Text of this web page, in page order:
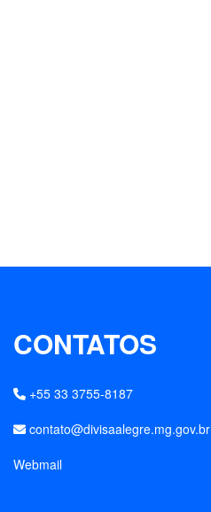
CONTATOS
+55 33 3755-8187
contato@divisaalegre.mg.gov.br
Webmail